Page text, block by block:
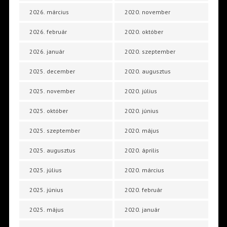
2026. március
2026. február
2026. január
2025. december
2025. november
2025. október
2025. szeptember
2025. augusztus
2025. július
2025. június
2025. május
2020. november
2020. október
2020. szeptember
2020. augusztus
2020. július
2020. június
2020. május
2020. április
2020. március
2020. február
2020. január